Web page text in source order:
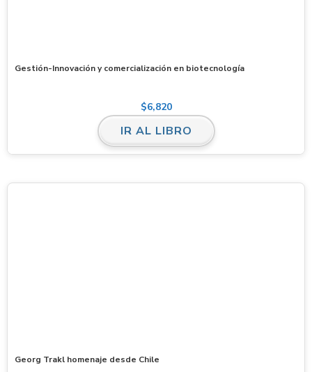
Gestión-Innovación y comercialización en biotecnología
$6,820
IR AL LIBRO
Georg Trakl homenaje desde Chile